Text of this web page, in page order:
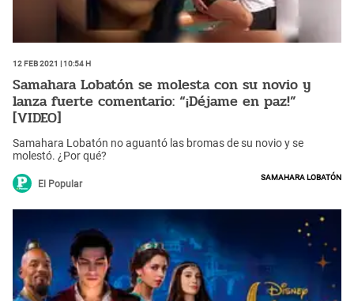
12 Feb 2021 | 10:54 h
Samahara Lobatón se molesta con su novio y
lanza fuerte comentario: “¡Déjame en paz!”
[VIDEO]
Samahara Lobatón no aguantó las bromas de su novio y se
molestó. ¿Por qué?
El Popular
Samahara Lobatón